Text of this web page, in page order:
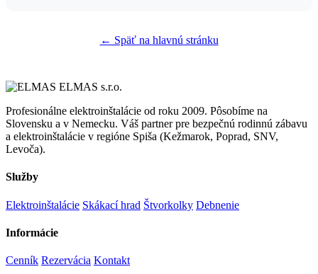
← Späť na hlavnú stránku
ELMAS s.r.o.
Profesionálne elektroinštalácie od roku 2009. Pôsobíme na
Slovensku a v Nemecku. Váš partner pre bezpečnú rodinnú zábavu
a elektroinštalácie v regióne Spiša (Kežmarok, Poprad, SNV,
Levoča).
Služby
Elektroinštalácie Skákací hrad Štvorkolky Debnenie
Informácie
Cenník Rezervácia Kontakt